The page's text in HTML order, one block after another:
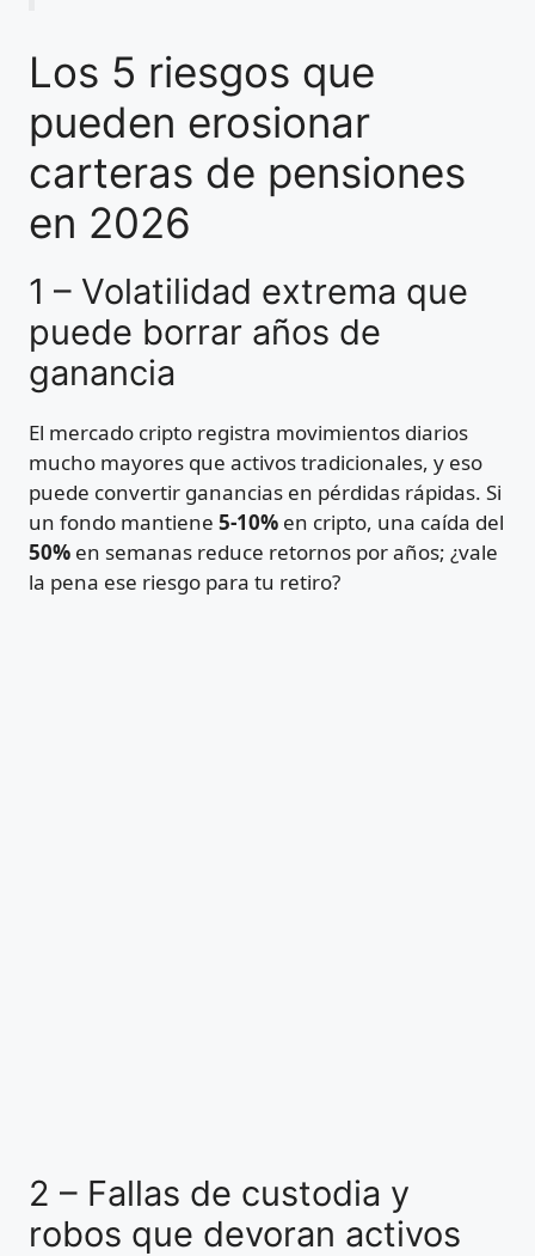
Los 5 riesgos que
pueden erosionar
carteras de pensiones
en 2026
1 – Volatilidad extrema que
puede borrar años de
ganancia
El mercado cripto registra movimientos diarios
mucho mayores que activos tradicionales, y eso
puede convertir ganancias en pérdidas rápidas. Si
un fondo mantiene 5-10% en cripto, una caída del
50% en semanas reduce retornos por años; ¿vale
la pena ese riesgo para tu retiro?
2 – Fallas de custodia y
robos que devoran activos